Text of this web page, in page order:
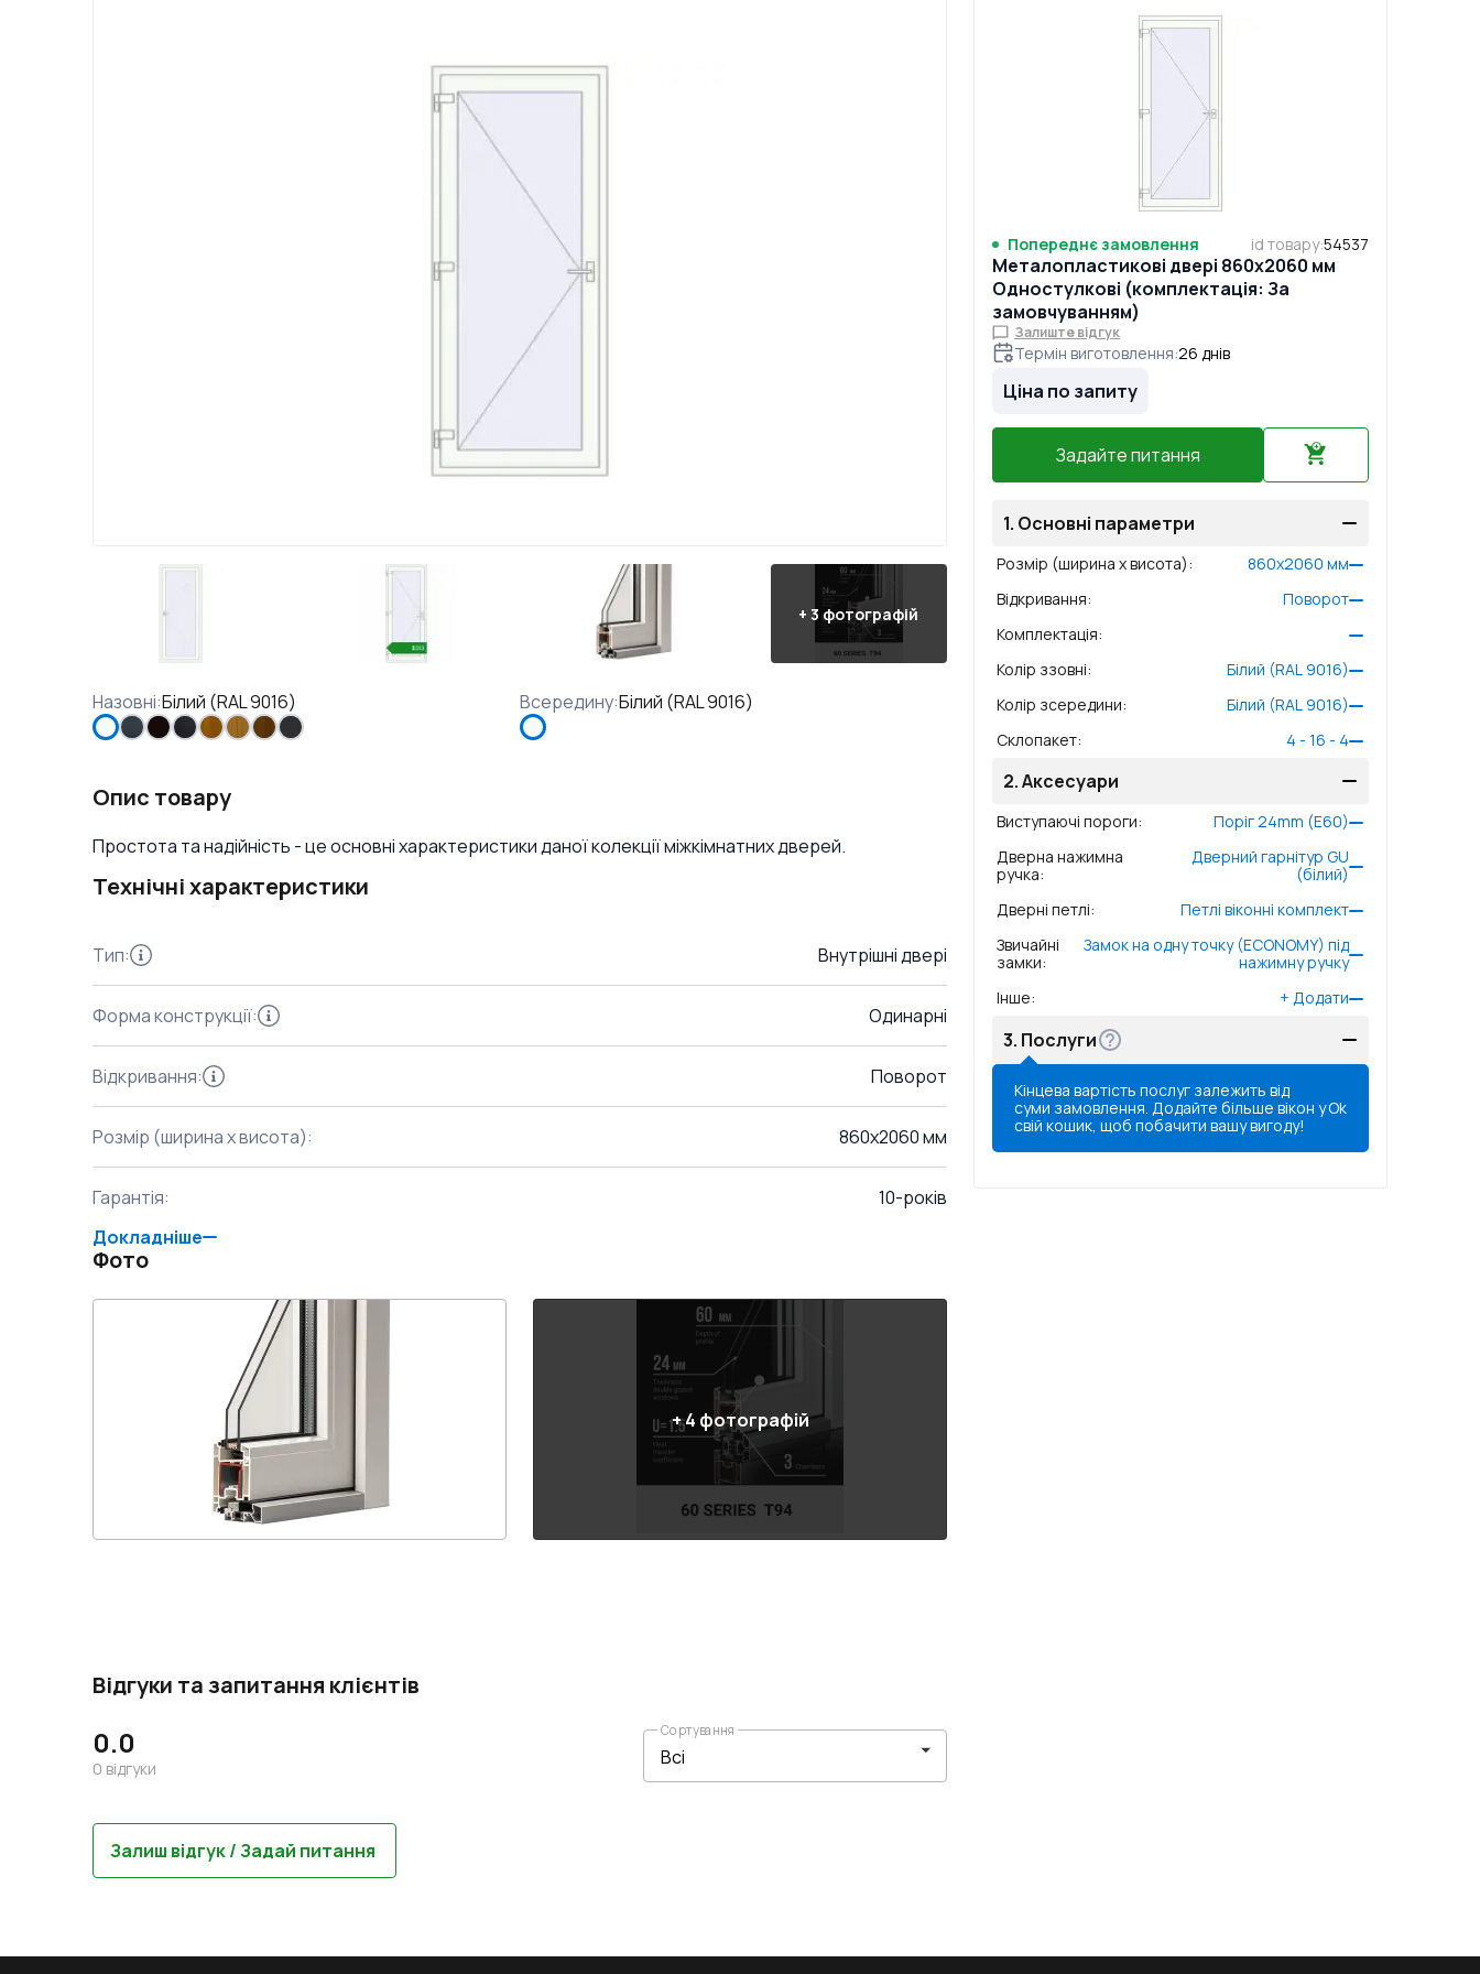
+3 фотографій
Назовні:Білий (RAL 9016) Всередину:Білий (RAL 9016)
Опис товару
Простота та надійність - це основні характеристики даної колекції міжкімнатних дверей.
Технічні характеристики
Тип: Внутрішні двері
Форма конструкції: Одинарні
Відкривання: Поворот
Розмір (ширина x висота): 860x2060 мм
Гарантія:
10-років
Докладніше
Фото
+4 фотографій
Відгуки та запитання клієнтів
0.0
0 відгуки
Сортування
Залиш відгук / Задай питання
Попереднє замовлення id товару:54537
Металопластикові двері 860x2060 мм
Одностулкові (комплектація: За
замовчуванням)
Залиште відгук
Термін виготовлення:26 днів
Ціна по запиту
Задайте питання
1. Основні параметри
Розмір (ширина x висота): 860x2060 мм
Відкривання:
Поворот
Комплектація:
Колір ззовні:
Білий (RAL 9016)
Колір зсередини:
Білий (RAL 9016)
Склопакет: 4 - 16 - 4
2.Аксесуари
Виступаючі пороги:
Поріг 24mm (E60)
Дверна нажимна
ручка:
Дверний гарнітур GU
(білий)
Дверні петлі:
Петлі віконні комплект
Звичайні
замки:
Замок на одну точку (ECONOMY) під
нажимну ручку
Інше: + Додати
3. Послуги
Кінцева вартість послуг залежить від
суми замовлення. Додайте більше вікон у
свій кошик, щоб побачити вашу вигоду!
Ok